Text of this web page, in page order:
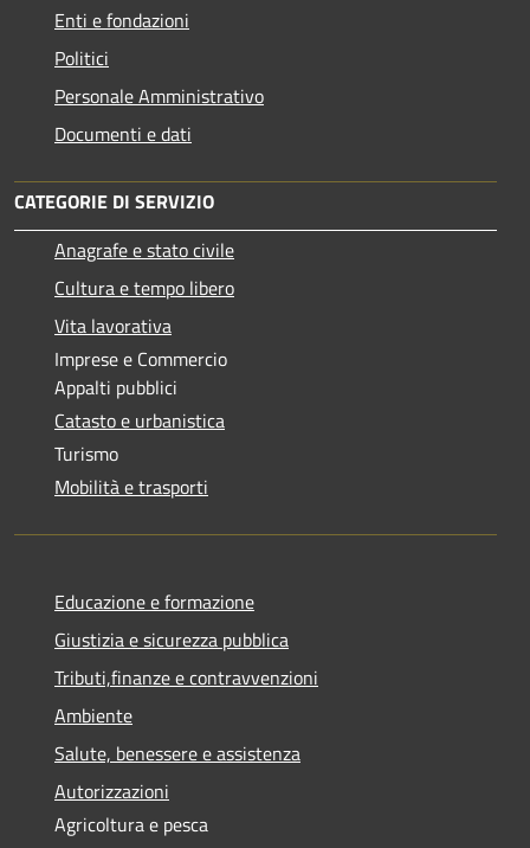
Enti e fondazioni
Politici
Personale Amministrativo
Documenti e dati
CATEGORIE DI SERVIZIO
Anagrafe e stato civile
Cultura e tempo libero
Vita lavorativa
Imprese e Commercio
Appalti pubblici
Catasto e urbanistica
Turismo
Mobilità e trasporti
Educazione e formazione
Giustizia e sicurezza pubblica
Tributi,finanze e contravvenzioni
Ambiente
Salute, benessere e assistenza
Autorizzazioni
Agricoltura e pesca